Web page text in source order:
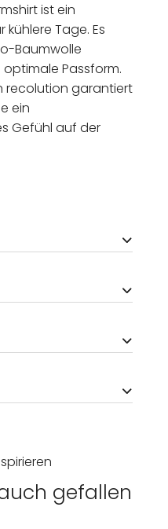
ist ein
Tage. Es
Baumwolle
Passform.
recolution garantiert
ein
Gefühl auf der
gefallen